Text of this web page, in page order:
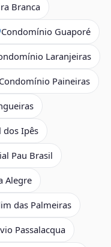
Branca
Condomínio Guaporé
Laranjeiras
Condomínio Paineiras
dos Ipês
Pau Brasil
Alegre
das Palmeiras
Passalacqua